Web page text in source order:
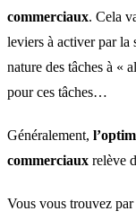
commerciaux. Cela
leviers à activer par la
nature des tâches à «
pour ces tâches…
Généralement,
commerciaux relève
Vous vous trouvez